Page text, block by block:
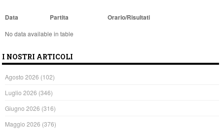
Data Partita Orario/Risultati
No data available in table
I NOSTRI ARTICOLI
Agosto 2026 (102)
Luglio 2026 (346)
Giugno 2026 (316)
Maggio 2026 (376)